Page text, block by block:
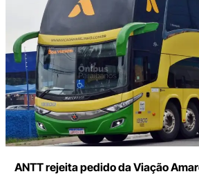
ANTT rejeita pedido da Viação